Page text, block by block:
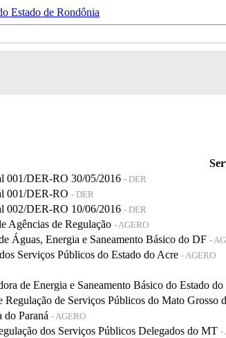
001/DER-RO 30/05/2016 - DER
001/DER-RO - DER
002/DER-RO 10/06/2016 - DER
Agências de Regulação - AGERO
Águas, Energia e Saneamento Básico do DF -
Serviços Públicos do Estado do Acre - AGERO
de Energia e Saneamento Básico do Estado do
de Serviços Públicos do Mato Grosso
Paraná - AGERO
dos Serviços Públicos Delegados do MT -